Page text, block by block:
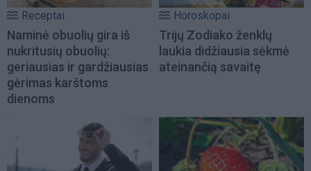
Receptai
Naminė obuolių gira iš
nukritusių obuolių:
geriausias ir gardžiausias
gėrimas karštoms
dienoms
Horoskopai
Trijų Zodiako ženklų
laukia didžiausia sėkmė
ateinančią savaitę